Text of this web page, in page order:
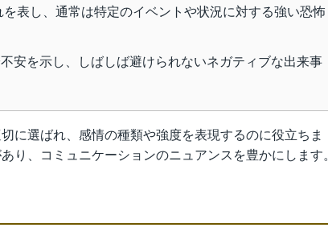
表し、通常は特定のイベントや状況に対する強い恐怖
安を示し、しばしば避けられないネガティブな出来事
に選ばれ、感情の種類や強度を表現するのに役立ちま
り、コミュニケーションのニュアンスを豊かにします。